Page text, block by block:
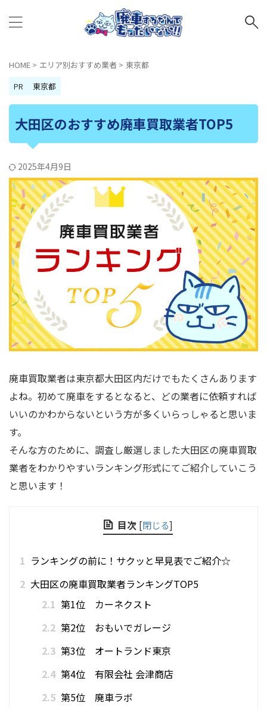
HOME > エリア別おすすめ業者 > 東京都
PR
東京都
大田区のおすすめ廃車買取業者TOP5
2025年4月9日
廃車買取業者は東京都大田区内だけでもたくさんあります
よね。初めて廃車をするとなると、どの業者に依頼すれば
いいのかわからないという方が多くいらっしゃると思いま
す。
そんな方のために、調査し厳選しました大田区の廃車買取
業者をわかりやすいランキング形式にてご紹介していこう
と思います！
目次 [閉じる]
1 ランキングの前に！サクッと早見表でご紹介☆
2 大田区の廃車買取業者ランキングTOP5
2.1 第1位 カーネクスト
2.2 第2位 おもいでガレージ
2.3 第3位 オートランド東京
2.4 第4位 有限会社 会津商店
2.5 第5位 廃車ラボ